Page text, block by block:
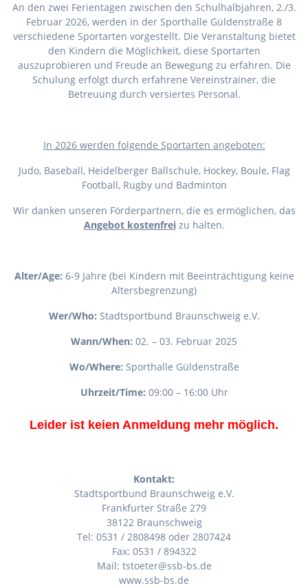
An den zwei Ferientagen zwischen den Schulhalbjahren, 2./3.
Februar 2026, werden in der Sporthalle Güldenstraße 8
verschiedene Sportarten vorgestellt. Die Veranstaltung bietet
den Kindern die Möglichkeit, diese Sportarten
auszuprobieren und Freude an Bewegung zu erfahren. Die
Schulung erfolgt durch erfahrene Vereinstrainer, die
Betreuung durch versiertes Personal.
In 2026 werden folgende Sportarten angeboten:
Judo, Baseball, Heidelberger Ballschule, Hockey, Boule, Flag
Football, Rugby und Badminton
Wir danken unseren Förderpartnern, die es ermöglichen, das
Angebot kostenfreizu halten.
Alter/Age: 6-9 Jahre (bei Kindern mit Beeinträchtigung keine
Altersbegrenzung)
Wer/Who: Stadtsportbund Braunschweig e.V.
Wann/When: 02. – 03. Februar 2025
Wo/Where: Sporthalle Güldenstraße
Uhrzeit/Time: 09:00 – 16:00 Uhr
Leider ist keien Anmeldung mehr möglich.
Kontakt:
Stadtsportbund Braunschweig e.V.
Frankfurter Straße 279
38122 Braunschweig
Tel: 0531 / 2808498 oder 2807424
Fax: 0531 / 894322
Mail: tstoeter@ssb-bs.de
www.ssb-bs.de